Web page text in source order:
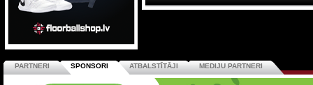
PARTNERI SPONSORI ATBALSTĪTĀJI MEDIJU PARTNERI